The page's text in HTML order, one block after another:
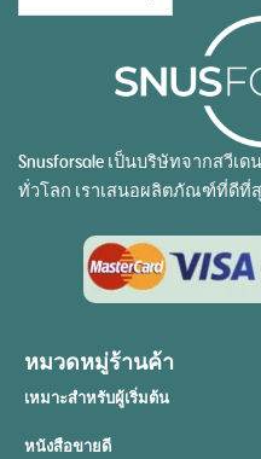
Snusforsale เป็นบริษัทจากสวี
ทั่วโลก เราเสนอผลิตภัณฑ์ที่ดีที่
หมวดหมู่ร้านค้า
เหมาะสำหรับผู้เริ่มต้น
หนังสือขายดี